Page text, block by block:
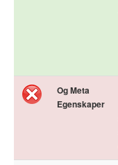
Og Meta
Egenskaper